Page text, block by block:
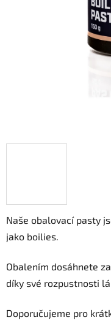
Naše obalovací pasty
jako boilies.
Obalením dosáhnete
díky své rozpustnosti
Doporučujeme pro